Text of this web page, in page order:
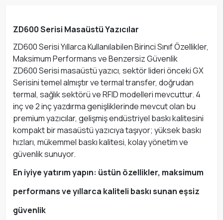
ZD600 Serisi Masaüstü Yazıcılar
ZD600 Serisi Yıllarca Kullanılabilen Birinci Sınıf Özellikler,
Maksimum Performans ve Benzersiz Güvenlik
ZD600 Serisi masaüstü yazıcı, sektör lideri önceki GX
Serisini temel almıştır ve termal transfer, doğrudan
termal, sağlık sektörü ve RFID modelleri mevcuttur. 4
inç ve 2 inç yazdırma genişliklerinde mevcut olan bu
premium yazıcılar, gelişmiş endüstriyel baskı kalitesini
kompakt bir masaüstü yazıcıya taşıyor; yüksek baskı
hızları, mükemmel baskı kalitesi, kolay yönetim ve
güvenlik sunuyor.
En iyiye yatırım yapın: üstün özellikler, maksimum
performans ve yıllarca kaliteli baskı sunan eşsiz
güvenlik